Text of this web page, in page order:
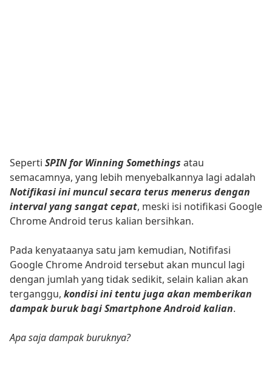
Seperti SPIN for Winning Somethings atau
semacamnya, yang lebih menyebalkannya lagi adalah
Notifikasi ini muncul secara terus menerus dengan
interval yang sangat cepat, meski isi notifikasi Google
Chrome Android terus kalian bersihkan.
Pada kenyataanya satu jam kemudian, Notififasi
Google Chrome Android tersebut akan muncul lagi
dengan jumlah yang tidak sedikit, selain kalian akan
terganggu, kondisi ini tentu juga akan memberikan
dampak buruk bagi Smartphone Android kalian.
Apa saja dampak buruknya?